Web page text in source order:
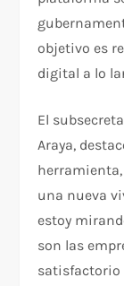
objetivo es
digital a lo
El
Araya,
una nueva
estoy
son las
satisfactorio